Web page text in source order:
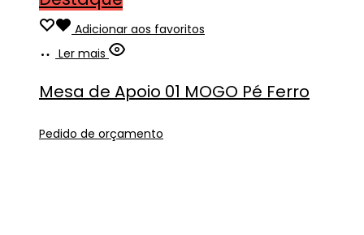
Adicionar aos favoritos
Ler mais
Mesa de Apoio 01 MOGO Pé Ferro
Pedido de orçamento